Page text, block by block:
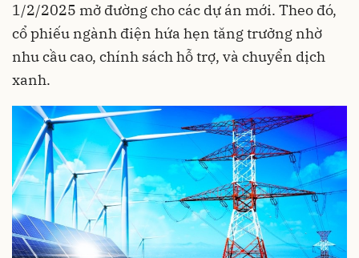
1/2/2025 mở đường cho các dự án mới. Theo đó,
cổ phiếu ngành điện hứa hẹn tăng trưởng nhờ
nhu cầu cao, chính sách hỗ trợ, và chuyển dịch
xanh.